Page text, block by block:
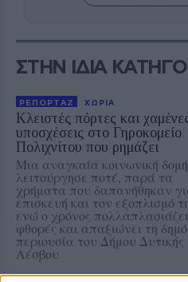
ΣΤΗΝ ΙΔΙΑ
ΡΕΠΟΡΤΑΖ ΧΩΡΙΑ
Κλειστές πόρτες και
υποσχέσεις στο Γηροκομείο
Πολιχνίτου που ρημάζει
Μια αναγκαία κοινωνική
λειτούργησε ποτέ, παρά τα
χρήματα που δαπανήθηκαν
επισκευή και τον εξοπλισμό
ενώ ο χρόνος πολλαπλασιάζει
φθορές και απαξιώνει τη
περιουσία του Δήμου Δυτικής
Λέσβου